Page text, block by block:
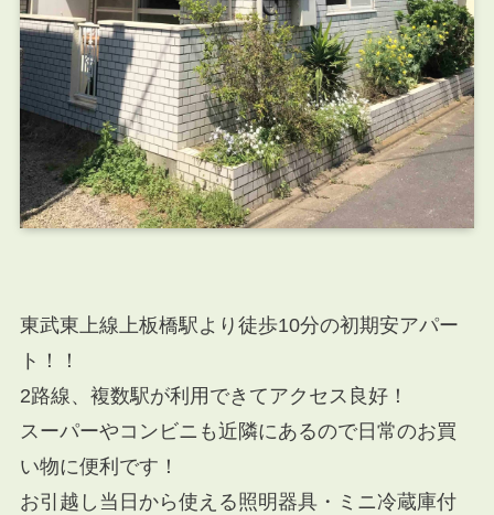
東武東上線上板橋駅より徒歩10分の初期安アパー
ト！！
2路線、複数駅が利用できてアクセス良好！
スーパーやコンビニも近隣にあるので日常のお買
い物に便利です！
お引越し当日から使える照明器具・ミニ冷蔵庫付